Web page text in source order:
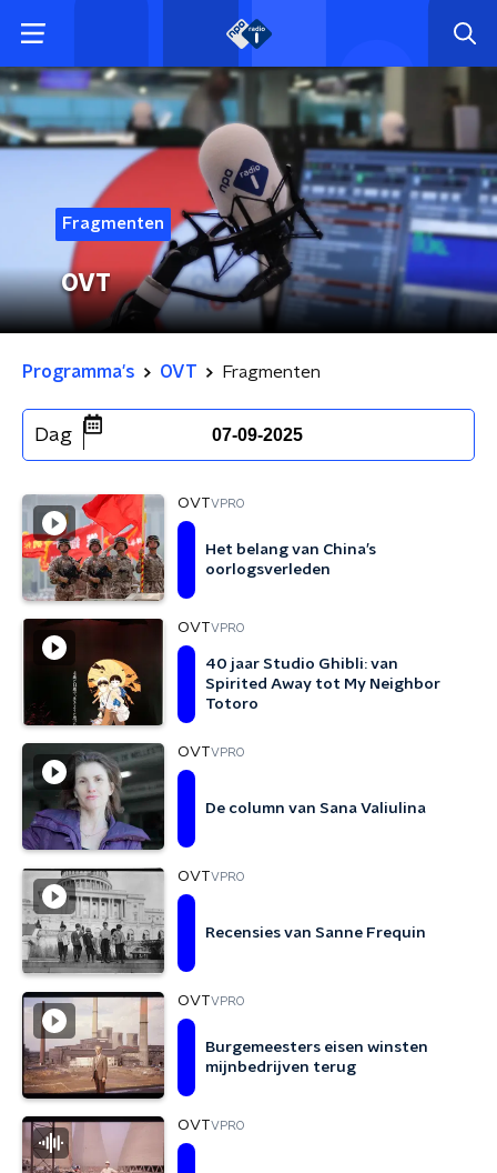
Fragmenten
OVT
Programma's OVT Fragmenten
Dag 07-09-2025
OVTVPRO
Het belang van China’s
oorlogsverleden
OVTVPRO
40 jaar Studio Ghibli: van
Spirited Away tot My Neighbor
Totoro
OVTVPRO
De column van Sana Valiulina
OVTVPRO
Recensies van Sanne Frequin
OVTVPRO
Burgemeesters eisen winsten
mijnbedrijven terug
OVTVPRO